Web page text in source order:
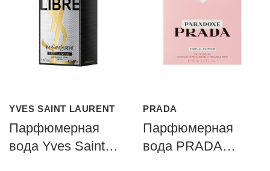
YVES SAINT LAURENT
Парфюмерная
вода Yves Saint
PRADA
Парфюмерная
вода PRADA